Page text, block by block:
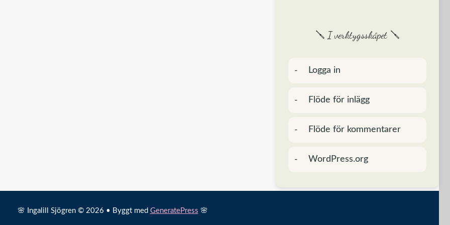
🪛 I verktygsskåpet 🪛
Logga in
Flöde för inlägg
Flöde för kommentarer
WordPress.org
🌸 Ingalill Sjögren © 2026 • Byggt med GeneratePress 🌸